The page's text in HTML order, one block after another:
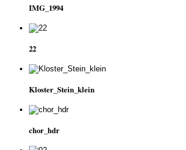
IMG_1994
22
Kloster_Stein_klein
chor_hdr